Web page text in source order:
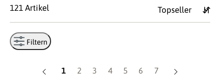
121 Artikel
Filtern
Seite
1 Seite
2 Seite
3 Seite
4 Seite
5 Seite
6 Seite
7